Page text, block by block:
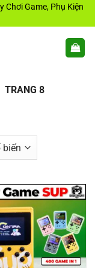
Chơi Game, Phụ Kiện
TRANG 8